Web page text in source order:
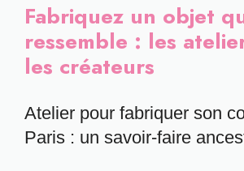
Fabriquez un objet
ressemble : les
les créateurs
Atelier pour fabriquer son
Paris : un savoir-faire